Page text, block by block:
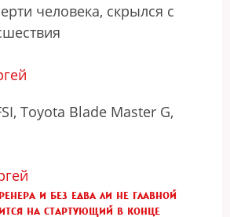
человека, скрылся с
Toyota Blade Master G,
и без едва ли не главной
на стартующий в конце